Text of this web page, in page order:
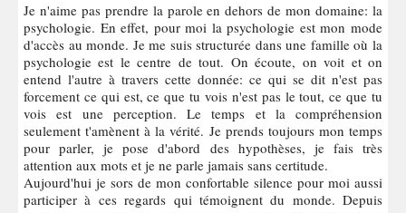
Je n'aime pas prendre la parole en dehors de mon domaine: la
psychologie. En effet, pour moi la psychologie est mon mode
d'accès au monde. Je me suis structurée dans une famille où la
psychologie est le centre de tout. On écoute, on voit et on
entend l'autre à travers cette donnée: ce qui se dit n'est pas
forcement ce qui est, ce que tu vois n'est pas le tout, ce que tu
vois est une perception. Le temps et la compréhension
seulement t'amènent à la vérité. Je prends toujours mon temps
pour parler, je pose d'abord des hypothèses, je fais très
attention aux mots et je ne parle jamais sans certitude.
Aujourd'hui je sors de mon confortable silence pour moi aussi
participer à ces regards qui témoignent du monde. Depuis